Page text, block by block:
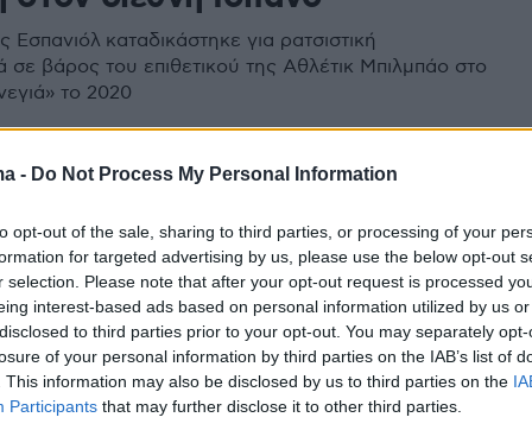
- Do Not Process My Personal Information
opt-out of the sale, sharing to third parties, or processing of your
for targeted advertising by us, please use the below opt-out
selection. Please note that after your opt-out request is processed
interest-based ads based on personal information utilized by us
to third parties prior to your opt-out. You may separately
of your personal information by third parties on the IAB’s list of
This information may also be disclosed by us to third parties on the
Participants that may further disclose it to other third parties.
Εσπανιόλ καταδικάστηκε για ρατσιστική
σε βάρος του επιθετικού της Αθλέτικ Μπιλμπάο στο
το 2020
της διοργάνωσης
Κύπελλο υπάρχουν πέντε περιπτώσεις αδερφών
στη διοργάνωση, αλλά δύο παίζουν σε
ομάδα και άλλοι δύο αγωνίζονται στην ίδια θέση
1